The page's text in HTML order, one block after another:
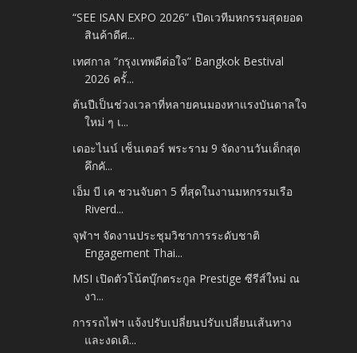
“SEE ISAN EXPO 2026” เปิดเวทีมหกรรมสุดยอด
สินค้าดีศ...
เทศกาล “กรุงเทพดีต่อใจ” Bangkok Bestival
2026 ครั้...
ต้นปีเป็นช่วงเวลาที่หลายคนมองหาแรงบันดาลใจ
ใหม่ ๆ เ...
เดอะไนน์ เซ็นเตอร์ พระราม 9 จัดงานวันเด็กสุด
คึกคั...
เอ็ม บี เค ชวนจับตา 5 ที่สุดในงานมหกรรมเรือ
Riverd...
จุฬาฯ จัดงานประชุมวิชาการระดับชาติ
Engagement Thai...
MSI เปิดตัวโน้ตบุ๊กตระกูล Prestige ซีรีส์ใหม่ ณ
งา...
การรถไฟฯ แจ้งปรับเปลี่ยนปรับเปลี่ยนเส้นทาง
และงดเดิ...